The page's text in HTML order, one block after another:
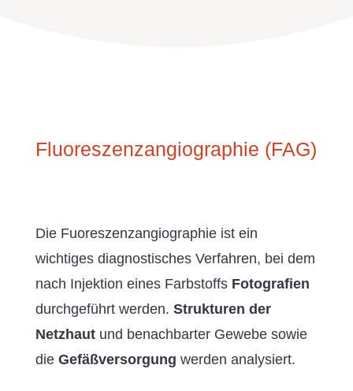
Fluoreszenzangiographie (FAG)
Die Fuoreszenzangiographie ist ein
wichtiges diagnostisches Verfahren, bei dem
nach Injektion eines Farbstoffs Fotografien
durchgeführt werden. Strukturen der
Netzhautund benachbarter Gewebe sowie
die Gefäßversorgung werden analysiert.